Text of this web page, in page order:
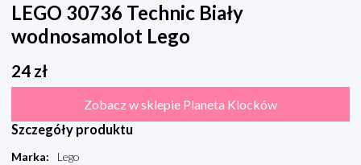
LEGO 30736 Technic Biały
wodnosamolot Lego
24 zł
Zobacz w sklepie Planeta Klocków
Szczegóły produktu
Marka:
Lego